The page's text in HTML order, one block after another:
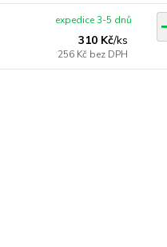
310 Kč/ks
256 Kč bez DPH
expedice 3-5 dnů